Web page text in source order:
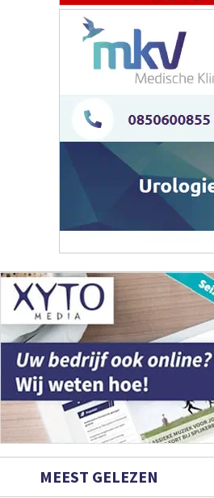
MEEST GELEZEN